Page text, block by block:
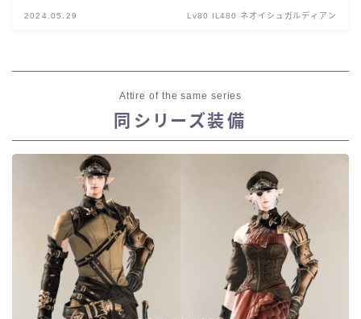
2024.05.29 Lv80 IL480 ネオイシュガルディアン
Attire of the same series
同シリーズ装備